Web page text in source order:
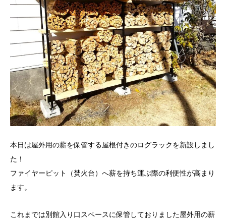
本日は屋外用の薪を保管する屋根付きのログラックを新設しまし
た！
ファイヤーピット（焚火台）へ薪を持ち運ぶ際の利便性が高まり
ます。
これまでは別館入り口スペースに保管しておりました屋外用の薪